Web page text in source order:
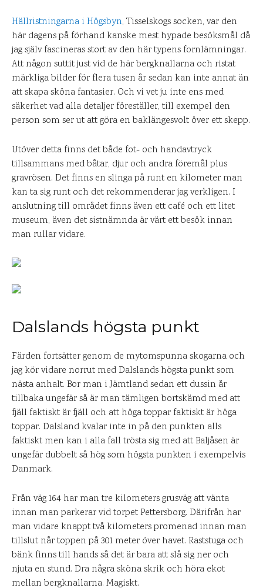
Hällristningarna i Högsbyn, Tisselskogs socken, var den
här dagens på förhand kanske mest hypade besöksmål då
jag själv fascineras stort av den här typens fornlämningar.
Att någon suttit just vid de här bergknallarna och ristat
märkliga bilder för flera tusen år sedan kan inte annat än
att skapa sköna fantasier. Och vi vet ju inte ens med
säkerhet vad alla detaljer föreställer, till exempel den
person som ser ut att göra en baklängesvolt över ett skepp.
Utöver detta finns det både fot- och handavtryck
tillsammans med båtar, djur och andra föremål plus
gravrösen. Det finns en slinga på runt en kilometer man
kan ta sig runt och det rekommenderar jag verkligen. I
anslutning till området finns även ett café och ett litet
museum, även det sistnämnda är värt ett besök innan
man rullar vidare.
Dalslands högsta punkt
Färden fortsätter genom de mytomspunna skogarna och
jag kör vidare norrut med Dalslands högsta punkt som
nästa anhalt. Bor man i Jämtland sedan ett dussin år
tillbaka ungefär så är man tämligen bortskämd med att
fjäll faktiskt är fjäll och att höga toppar faktiskt är höga
toppar. Dalsland kvalar inte in på den punkten alls
faktiskt men kan i alla fall trösta sig med att Baljåsen är
ungefär dubbelt så hög som högsta punkten i exempelvis
Danmark.
Från väg 164 har man tre kilometers grusväg att vänta
innan man parkerar vid torpet Pettersborg. Därifrån har
man vidare knappt två kilometers promenad innan man
tillslut når toppen på 301 meter över havet. Raststuga och
bänk finns till hands så det är bara att slå sig ner och
njuta en stund. Dra några sköna skrik och höra ekot
mellan bergknallarna. Magiskt.